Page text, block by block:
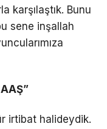
karşılaştık. Bunu
sene inşallah
irtibat halideydik.